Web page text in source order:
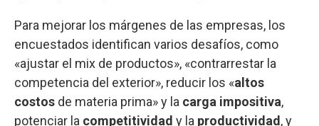
Para mejorar los márgenes de las empresas, los
encuestados identifican varios desafíos, como
«ajustar el mix de productos», «contrarrestar la
competencia del exterior», reducir los «altos
costos de materia prima» y la carga impositiva,
potenciar la competitividad y la productividad , y